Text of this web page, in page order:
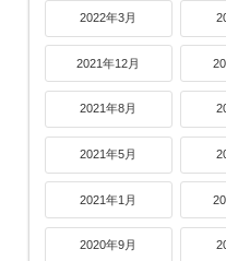
2022年3月
2021年12月
2021年8月
2021年5月
2021年1月
2020年9月